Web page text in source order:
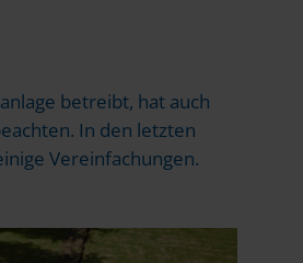
betreibt, hat auch
In den letzten
Vereinfachungen.